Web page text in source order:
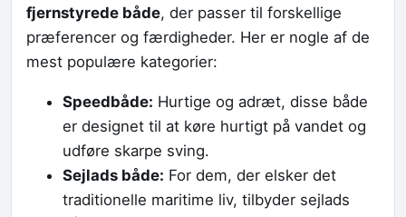
fjernstyrede både, der passer til forskellige
præferencer og færdigheder. Her er nogle af de
mest populære kategorier:
Speedbåde: Hurtige og adræt, disse både
er designet til at køre hurtigt på vandet og
udføre skarpe sving.
Sejlads både: For dem, der elsker det
traditionelle maritime liv, tilbyder sejlads